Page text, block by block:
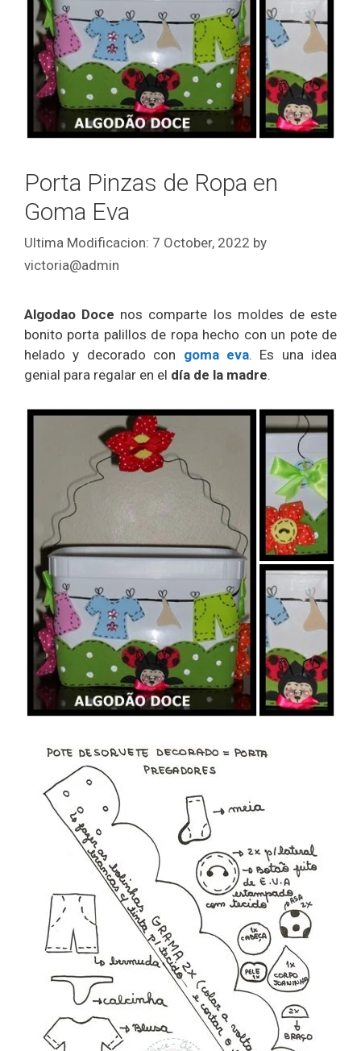
Porta Pinzas de Ropa en
Goma Eva
7 October, 2022 by
victoria@admin
Algodao Doce nos comparte los moldes de este
bonito porta palillos de ropa hecho con un pote de
helado y decorado con goma eva. Es una idea
genial para regalar en el día de la madre.